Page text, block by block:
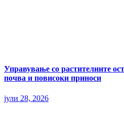
Управување со растителните
почва и повисоки приноси
јули 28, 2026